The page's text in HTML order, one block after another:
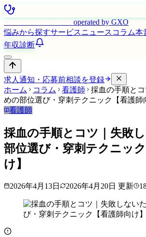
operated by GXO
悩みから探すサービスニュース コラム本
年収診断
求人通知・応募前相談を登録
ホーム
コラム 看護師
採血の手順と
めの部位選び・穿刺テクニック【看護師
看護師
採血の手順とコツ｜失敗
部位選び・穿刺テクニッ
け】
2026年4月13日 2026年4月20日 更新